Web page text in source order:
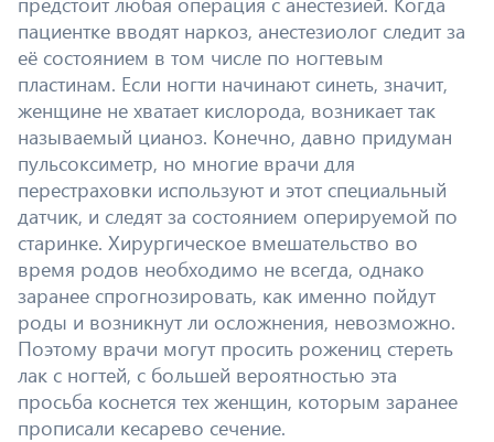
пациентке вводят наркоз, анестезиолог следит за
её состоянием в том числе по ногтевым
пластинам. Если ногти начинают синеть, значит,
женщине не хватает кислорода, возникает так
называемый цианоз. Конечно, давно придуман
пульсоксиметр, но многие врачи для
перестраховки используют и этот специальный
датчик, и следят за состоянием оперируемой по
старинке. Хирургическое вмешательство во
время родов необходимо не всегда, однако
заранее спрогнозировать, как именно пойдут
роды и возникнут ли осложнения, невозможно.
Поэтому врачи могут просить рожениц стереть
лак с ногтей, с большей вероятностью эта
просьба коснется тех женщин, которым заранее
прописали кесарево сечение.